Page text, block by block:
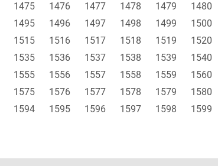
1475 1476 1477 1478 1479 1480
1495 1496 1497 1498 1499 1500
1515 1516 1517 1518 1519 1520
1535 1536 1537 1538 1539 1540
1555 1556 1557 1558 1559 1560
1575 1576 1577 1578 1579 1580
1594 1595 1596 1597 1598 1599